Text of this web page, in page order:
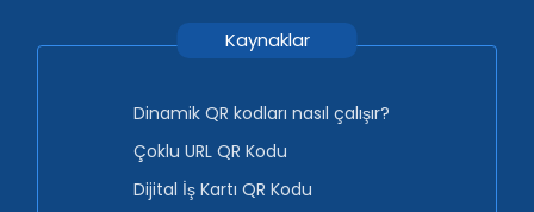
Kaynaklar
Dinamik QR kodları nasıl çalışır?
Çoklu URL QR Kodu
Dijital İş Kartı QR Kodu